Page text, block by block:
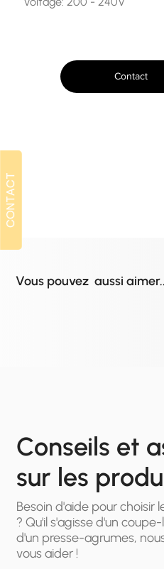
Contact
Vous pouvez aussi
Conseils et
sur les
Besoin d'aide pour choisir
? Qu'il s'agisse d'un
d'un presse-agrumes,
vous aider !
CONTACT
CONTACT